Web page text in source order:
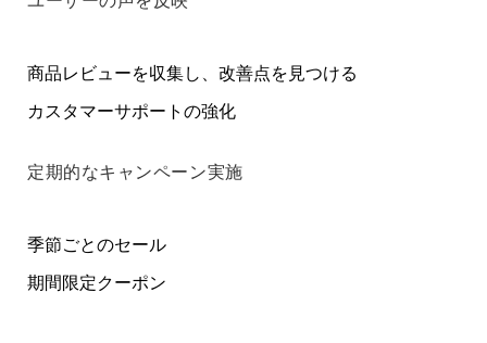
商品レビューを収集し、改善点を見つける
カスタマーサポートの強化
定期的なキャンペーン実施
季節ごとのセール
期間限定クーポン